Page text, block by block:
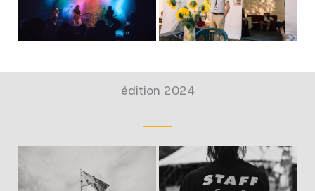
édition 2024